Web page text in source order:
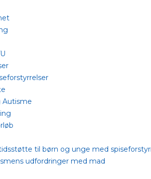
Autisme
til børn og unge med
udfordringer med mad